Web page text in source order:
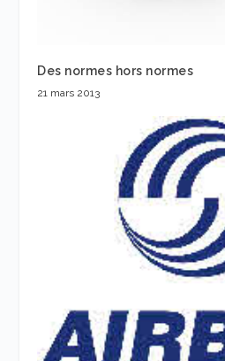
Des normes hors normes
21 mars 2013